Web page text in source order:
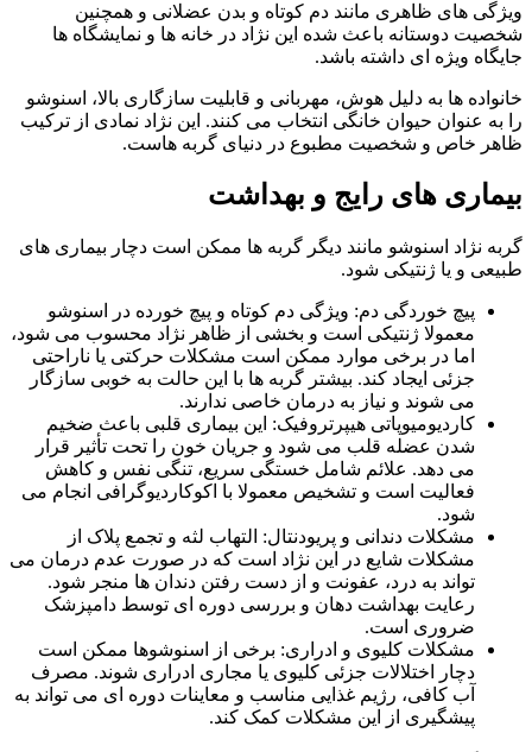
ویژگی‌ های ظاهری مانند دم کوتاه و بدن عضلانی و همچنین
شخصیت دوستانه باعث شده این نژاد در خانه‌ ها و نمایشگاه‌ ها
جایگاه ویژه‌ ای داشته باشد.
خانواده‌ ها به دلیل هوش، مهربانی و قابلیت سازگاری بالا، اسنوشو
را به‌ عنوان حیوان خانگی انتخاب می‌ کنند. این نژاد نمادی از ترکیب
ظاهر خاص و شخصیت مطبوع در دنیای گربه‌ هاست.
بیماری های رایج و بهداشت
گربه نژاد اسنوشو مانند دیگر گربه ها ممکن است دچار بیماری های
طبیعی و یا ژنتیکی شود.
پیچ‌ خوردگی دم: ویژگی دم کوتاه و پیچ‌ خورده در اسنوشو
معمولا ژنتیکی است و بخشی از ظاهر نژاد محسوب می‌ شود،
اما در برخی موارد ممکن است مشکلات حرکتی یا ناراحتی
جزئی ایجاد کند. بیشتر گربه‌ ها با این حالت به خوبی سازگار
می‌ شوند و نیاز به درمان خاصی ندارند.
کاردیومیوپاتی هیپرتروفیک: این بیماری قلبی باعث ضخیم
شدن عضله قلب می‌ شود و جریان خون را تحت تأثیر قرار
می‌ دهد. علائم شامل خستگی سریع، تنگی نفس و کاهش
فعالیت است و تشخیص معمولا با اکوکاردیوگرافی انجام می‌
شود.
مشکلات دندانی و پریودنتال: التهاب لثه و تجمع پلاک از
مشکلات شایع در این نژاد است که در صورت عدم درمان می‌
تواند به درد، عفونت و از دست رفتن دندان‌ ها منجر شود.
رعایت بهداشت دهان و بررسی دوره‌ ای توسط دامپزشک
ضروری است.
مشکلات کلیوی و ادراری: برخی از اسنوشوها ممکن است
دچار اختلالات جزئی کلیوی یا مجاری ادراری شوند. مصرف
آب کافی، رژیم غذایی مناسب و معاینات دوره‌ ای می‌ تواند به
پیشگیری از این مشکلات کمک کند.